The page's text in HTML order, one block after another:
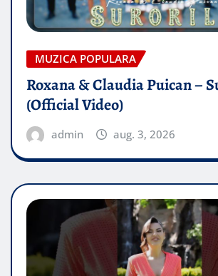
MUZICA POPULARA
Roxana & Claudia Puican –
(Official Video)
admin aug. 3, 2026